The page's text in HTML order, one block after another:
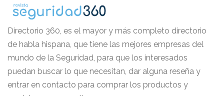
Directorio 360, es el mayor y más completo directorio
de habla hispana, que tiene las mejores empresas del
mundo de la Seguridad, para que los interesados
puedan buscar lo que necesitan, dar alguna reseña y
entrar en contacto para comprar los productos y